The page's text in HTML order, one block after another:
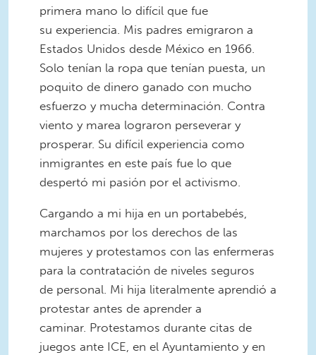
primera mano lo difícil que fue
su experiencia. Mis padres emigraron a
Estados Unidos desde México en 1966.
Solo tenían la ropa que tenían puesta, un
poquito de dinero ganado con mucho
esfuerzo y mucha determinación. Contra
viento y marea lograron perseverar y
prosperar. Su difícil experiencia como
inmigrantes en este país fue lo que
despertó mi pasión por el activismo.
Cargando a mi hija en un portabebés,
marchamos por los derechos de las
mujeres y protestamos con las enfermeras
para la contratación de niveles seguros
de personal. Mi hija literalmente aprendió a
protestar antes de aprender a
caminar. Protestamos durante citas de
juegos ante ICE, en el Ayuntamiento y en